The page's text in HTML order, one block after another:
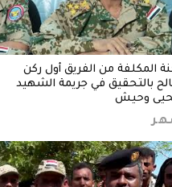
المكلفة من الفريق أول ركن
بالتحقيق في جريمة الشهيد
وحيش